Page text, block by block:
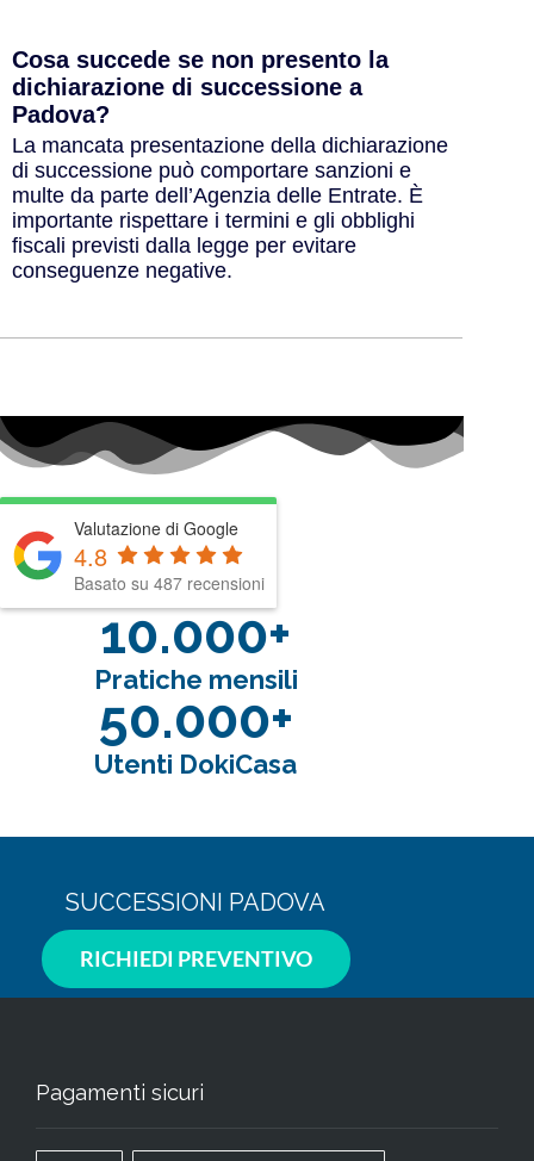
Cosa succede se non presento la
dichiarazione di successione a
Padova?
La mancata presentazione della dichiarazione
di successione può comportare sanzioni e
multe da parte dell’Agenzia delle Entrate. È
importante rispettare i termini e gli obblighi
fiscali previsti dalla legge per evitare
conseguenze negative.
Valutazione di Google
4.8
Basato su 487 recensioni
10.000+
Pratiche mensili
50.000+
Utenti DokiCasa
SUCCESSIONI PADOVA
RICHIEDI PREVENTIVO
Pagamenti sicuri